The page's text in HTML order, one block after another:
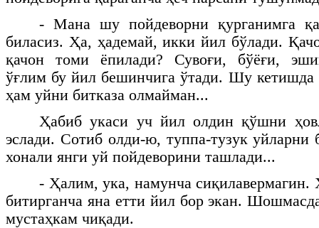
- Мана шу пойдеворни қурганимга
биласиз. Ҳа, ҳадемай, икки йил бўлади.
қачон томи ёпилади? Сувоғи, бўёғи,
ўғлим бу йил бешинчига ўтади. Шу кетишда
ҳам уйни битказа олмайман...
Ҳабиб укаси уч йил олдин қўшни
эслади. Сотиб олди-ю, туппа-тузук уйларни
хонали янги уй пойдеворини ташлади...
- Ҳалим, ука, намунча сиқилавермагин.
битирганча яна етти йил бор экан.
мустаҳкам чиқади.